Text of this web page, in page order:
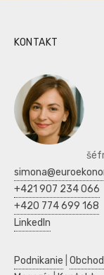
KONTAKT
+421 907 234 066
+420 774 699 168
LinkedIn
Podnikanie Obchod